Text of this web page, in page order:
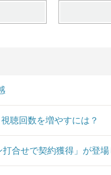
聴回数を増やすには？
合せで契約獲得」が登場